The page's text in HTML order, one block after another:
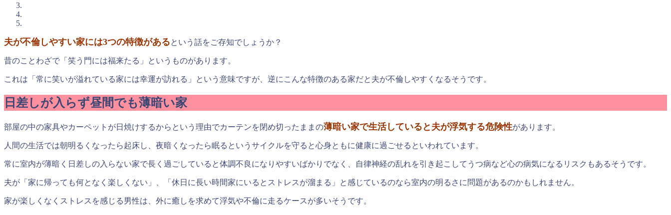
夫が不倫しやすい家には3つの特徴があるという話をご存知でしょうか？
昔のことわざで「笑う門には福来たる」というものがあります。
これは「常に笑いが溢れている家には幸運が訪れる」という意味ですが、逆にこんな特徴のある家だと夫が不倫しやすくなるそうです。
日差しが入らず昼間でも薄暗い家
部屋の中の家具やカーペットが日焼けするからという理由でカーテンを閉め切ったままの薄暗い家で生活していると夫が浮気する危険性があります。
人間の生活では朝明るくなったら起床し、夜暗くなったら眠るというサイクルを守ると心身ともに健康に過ごせるといわれています。
常に室内が薄暗く日差しの入らない家で長く過ごしていると体調不良になりやすいばかりでなく、自律神経の乱れを引き起こしてうつ病など心の病気になるリスクもあるそうです。
夫が「家に帰っても何となく楽しくない」、「休日に長い時間家にいるとストレスが溜まる」と感じているのなら室内の明るさに問題があるのかもしれません。
家が楽しくなくストレスを感じる男性は、外に癒しを求めて浮気や不倫に走るケースが多いそうです。